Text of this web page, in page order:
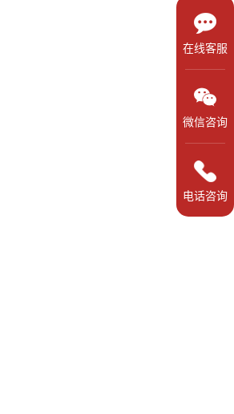
在线客服
微信咨询
电话咨询